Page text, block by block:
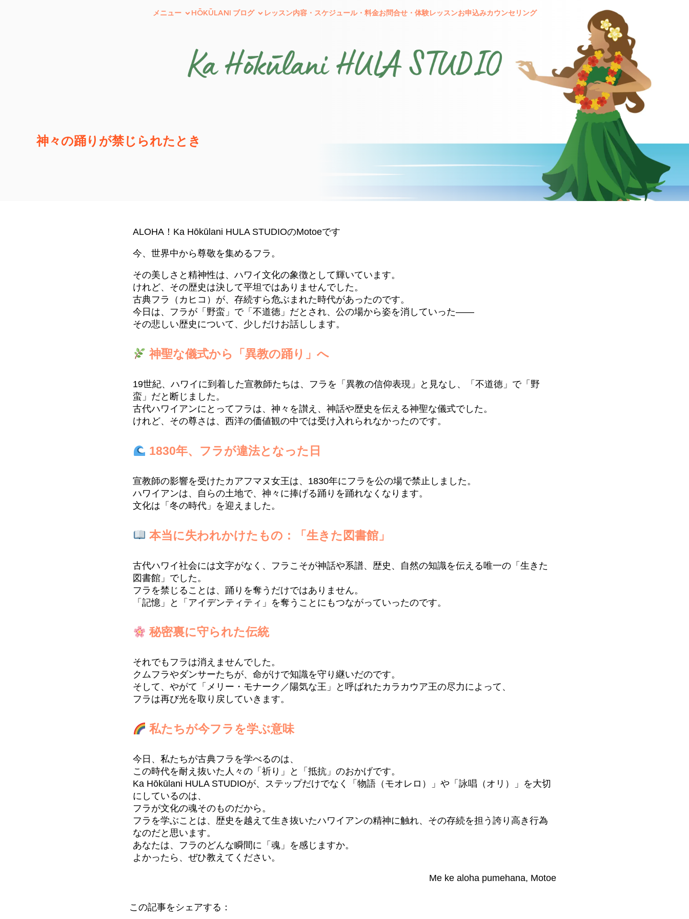
メニュー HŌKŪLANI ブログ レッスン内容・スケジュール・料金お問合せ・体験レッスンお申込みカウンセリング
神々の踊りが禁じられたとき
ALOHA！Ka Hōkūlani HULA STUDIOのMotoeです
今、世界中から尊敬を集めるフラ。
その美しさと精神性は、ハワイ文化の象徴として輝いています。
けれど、その歴史は決して平坦ではありませんでした。
古典フラ（カヒコ）が、存続すら危ぶまれた時代があったのです。
今日は、フラが「野蛮」で「不道徳」だとされ、公の場から姿を消していった――
その悲しい歴史について、少しだけお話しします。
神聖な儀式から「異教の踊り」へ
19世紀、ハワイに到着した宣教師たちは、フラを「異教の信仰表現」と見なし、「不道徳」で「野
蛮」だと断じました。
古代ハワイアンにとってフラは、神々を讃え、神話や歴史を伝える神聖な儀式でした。
けれど、その尊さは、西洋の価値観の中では受け入れられなかったのです。
1830年、フラが違法となった日
宣教師の影響を受けたカアフマヌ女王は、1830年にフラを公の場で禁止しました。
ハワイアンは、自らの土地で、神々に捧げる踊りを踊れなくなります。
文化は「冬の時代」を迎えました。
本当に失われかけたもの：「生きた図書館」
古代ハワイ社会には文字がなく、フラこそが神話や系譜、歴史、自然の知識を伝える唯一の「生きた
図書館」でした。
フラを禁じることは、踊りを奪うだけではありません。
「記憶」と「アイデンティティ」を奪うことにもつながっていったのです。
秘密裏に守られた伝統
それでもフラは消えませんでした。
クムフラやダンサーたちが、命がけで知識を守り継いだのです。
そして、やがて「メリー・モナーク／陽気な王」と呼ばれたカラカウア王の尽力によって、
フラは再び光を取り戻していきます。
私たちが今フラを学ぶ意味
今日、私たちが古典フラを学べるのは、
この時代を耐え抜いた人々の「祈り」と「抵抗」のおかげです。
Ka Hōkūlani HULA STUDIOが、ステップだけでなく「物語（モオレロ）」や「詠唱（オリ）」を大切
にしているのは、
フラが文化の魂そのものだから。
フラを学ぶことは、歴史を越えて生き抜いたハワイアンの精神に触れ、その存続を担う誇り高き行為
なのだと思います。
あなたは、フラのどんな瞬間に「魂」を感じますか。
よかったら、ぜひ教えてください。
Me ke aloha pumehana, Motoe
この記事をシェアする：